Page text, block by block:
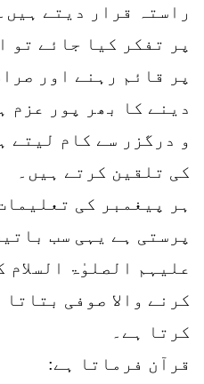
راستہ قرار دیتے
پر تفکر کیا جائے تو
پر قائم رہنے اور
دینے کا بھر پور عزم
و درگزر سے کام لیتے
کی تلقین کرتے ہیں۔
ہر پیغمبر کی
پرستی ہے یہی سب
علیہم الصلوٰۃ
کرنے والا صوفی
کرتا ہے۔
قرآن فرماتا ہے: